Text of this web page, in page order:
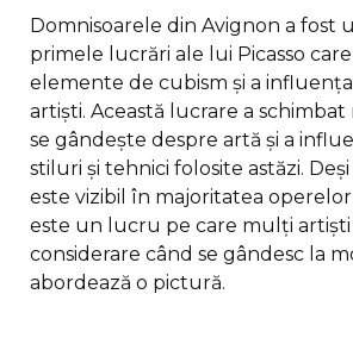
Domnisoarele din Avignon a fost
primele lucrări ale lui Picasso
elemente de cubism și a
artiști. Această lucrare a
se gândește despre artă și a
stiluri și tehnici folosite astăzi.
este vizibil în majoritatea
este un lucru pe care mulți
considerare când se gândesc la
abordează o pictură.